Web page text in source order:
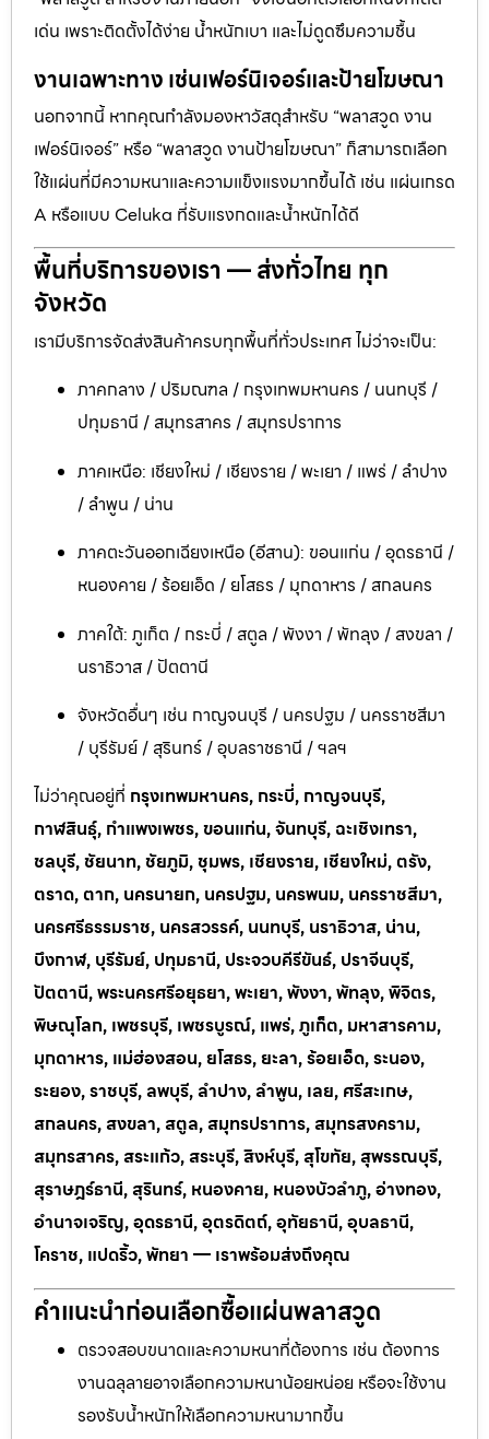
เด่น เพราะติดตั้งได้ง่าย น้ำหนักเบา และไม่ดูดซึมความชื้น
งานเฉพาะทาง เช่นเฟอร์นิเจอร์และป้ายโฆษณา
นอกจากนี้ หากคุณกำลังมองหาวัสดุสำหรับ “พลาสวูด งาน
เฟอร์นิเจอร์” หรือ “พลาสวูด งานป้ายโฆษณา” ก็สามารถเลือก
ใช้แผ่นที่มีความหนาและความแข็งแรงมากขึ้นได้ เช่น แผ่นเกรด
A หรือแบบ Celuka ที่รับแรงกดและน้ำหนักได้ดี
พื้นที่บริการของเรา — ส่งทั่วไทย ทุก
จังหวัด
เรามีบริการจัดส่งสินค้าครบทุกพื้นที่ทั่วประเทศ ไม่ว่าจะเป็น:
ภาคกลาง / ปริมณฑล / กรุงเทพมหานคร / นนทบุรี /
ปทุมธานี / สมุทรสาคร / สมุทรปราการ
ภาคเหนือ: เชียงใหม่ / เชียงราย / พะเยา / แพร่ / ลำปาง
/ ลำพูน / น่าน
ภาคตะวันออกเฉียงเหนือ (อีสาน): ขอนแก่น / อุดรธานี /
หนองคาย / ร้อยเอ็ด / ยโสธร / มุกดาหาร / สกลนคร
ภาคใต้: ภูเก็ต / กระบี่ / สตูล / พังงา / พัทลุง / สงขลา /
นราธิวาส / ปัตตานี
จังหวัดอื่นๆ เช่น กาญจนบุรี / นครปฐม / นครราชสีมา
/ บุรีรัมย์ / สุรินทร์ / อุบลราชธานี / ฯลฯ
ไม่ว่าคุณอยู่ที่ กรุงเทพมหานคร, กระบี่, กาญจนบุรี,
กาฬสินธุ์, กำแพงเพชร, ขอนแก่น, จันทบุรี, ฉะเชิงเทรา,
ชลบุรี, ชัยนาท, ชัยภูมิ, ชุมพร, เชียงราย, เชียงใหม่, ตรัง,
ตราด, ตาก, นครนายก, นครปฐม, นครพนม, นครราชสีมา,
นครศรีธรรมราช, นครสวรรค์, นนทบุรี, นราธิวาส, น่าน,
บึงกาฬ, บุรีรัมย์, ปทุมธานี, ประจวบคีรีขันธ์, ปราจีนบุรี,
ปัตตานี, พระนครศรีอยุธยา, พะเยา, พังงา, พัทลุง, พิจิตร,
พิษณุโลก, เพชรบุรี, เพชรบูรณ์, แพร่, ภูเก็ต, มหาสารคาม,
มุกดาหาร, แม่ฮ่องสอน, ยโสธร, ยะลา, ร้อยเอ็ด, ระนอง,
ระยอง, ราชบุรี, ลพบุรี, ลำปาง, ลำพูน, เลย, ศรีสะเกษ,
สกลนคร, สงขลา, สตูล, สมุทรปราการ, สมุทรสงคราม,
สมุทรสาคร, สระแก้ว, สระบุรี, สิงห์บุรี, สุโขทัย, สุพรรณบุรี,
สุราษฎร์ธานี, สุรินทร์, หนองคาย, หนองบัวลำภู, อ่างทอง,
อำนาจเจริญ, อุดรธานี, อุตรดิตถ์, อุทัยธานี, อุบลธานี,
โคราช, แปดริ้ว, พัทยา — เราพร้อมส่งถึงคุณ
คำแนะนำก่อนเลือกซื้อแผ่นพลาสวูด
ตรวจสอบขนาดและความหนาที่ต้องการ เช่น ต้องการ
งานฉลุลายอาจเลือกความหนาน้อยหน่อย หรือจะใช้งาน
รองรับน้ำหนักให้เลือกความหนามากขึ้น